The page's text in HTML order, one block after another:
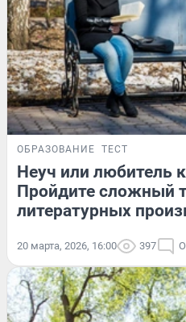
ОБРАЗОВАНИЕ ТЕСТ
Неуч или любитель
Пройдите сложный
литературных
20 марта, 2026, 16:00 397